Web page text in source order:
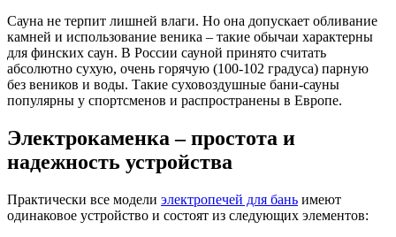
Сауна не терпит лишней влаги. Но она допускает обливание
камней и использование веника – такие обычаи характерны
для финских саун. В России сауной принято считать
абсолютно сухую, очень горячую (100-102 градуса) парную
без веников и воды. Такие суховоздушные бани-сауны
популярны у спортсменов и распространены в Европе.
Электрокаменка – простота и
надежность устройства
Практически все модели электропечей для бань имеют
одинаковое устройство и состоят из следующих элементов: